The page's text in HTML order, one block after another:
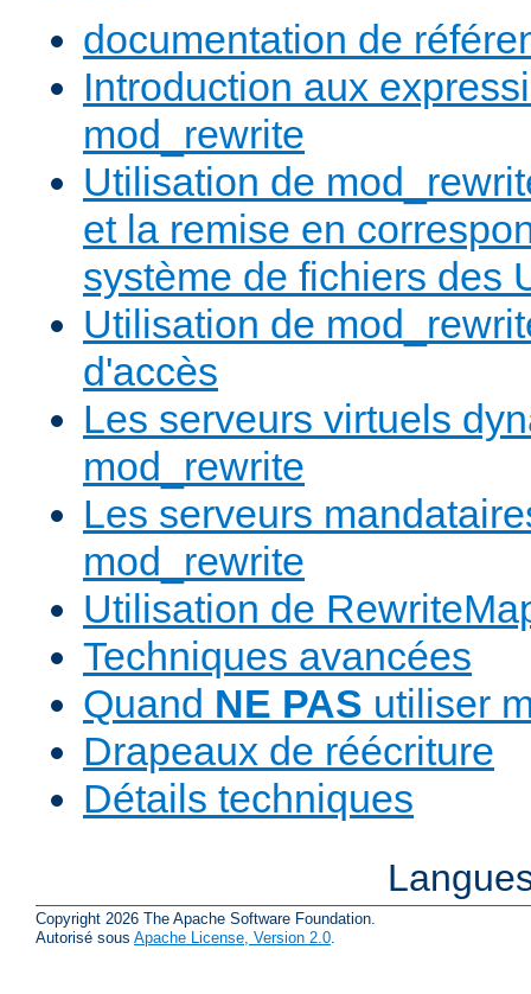
documentation de
Introduction aux
mod_rewrite
Utilisation de
et la remise en
système de fichiers des
Utilisation de
d'accès
Les serveurs virtuels
mod_rewrite
Les serveurs
mod_rewrite
Utilisation de
Techniques avancées
Quand NE PAS utiliser
Drapeaux de réécriture
Détails techniques
Copyright 2026 The Apache Software Foundation.
Autorisé sous Apache License, Version 2.0